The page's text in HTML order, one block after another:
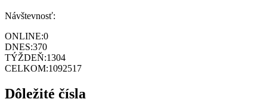
Návštevnosť:
ONLINE:0
DNES:370
TÝŽDEŇ:1304
CELKOM:1092517
Dôležité čísla